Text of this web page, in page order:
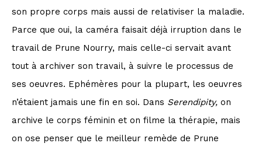
son propre corps mais aussi de relativiser la maladie.
Parce que oui, la caméra faisait déjà irruption dans le
travail de Prune Nourry, mais celle-ci servait avant
tout à archiver son travail, à suivre le processus de
ses oeuvres. Ephémères pour la plupart, les oeuvres
n’étaient jamais une fin en soi. Dans Serendipity, on
archive le corps féminin et on filme la thérapie, mais
on ose penser que le meilleur remède de Prune